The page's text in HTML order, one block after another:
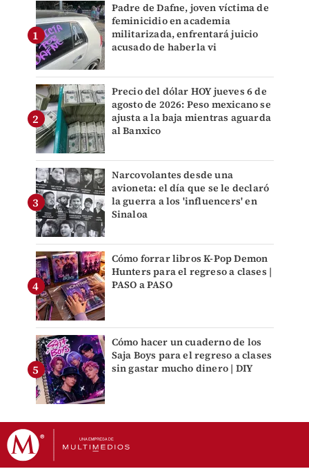
Padre de Dafne, joven víctima de
feminicidio en academia
militarizada, enfrentará juicio
acusado de haberla vi
Precio del dólar HOY jueves 6 de
agosto de 2026: Peso mexicano se
ajusta a la baja mientras aguarda
al Banxico
Narcovolantes desde una
avioneta: el día que se le declaró
la guerra a los 'influencers' en
Sinaloa
Cómo forrar libros K-Pop Demon
Hunters para el regreso a clases |
PASO a PASO
Cómo hacer un cuaderno de los
Saja Boys para el regreso a clases
sin gastar mucho dinero | DIY